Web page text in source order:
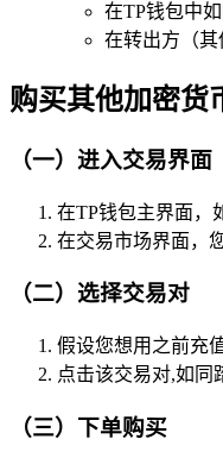
在TP钱包中
在转出方（其
购买其他加密货
（一）进入交易界面
在TP钱包主界面，
在交易市场界面，
（二）选择交易对
假设您想用之前充
点击该交易对,如同
（三）下单购买